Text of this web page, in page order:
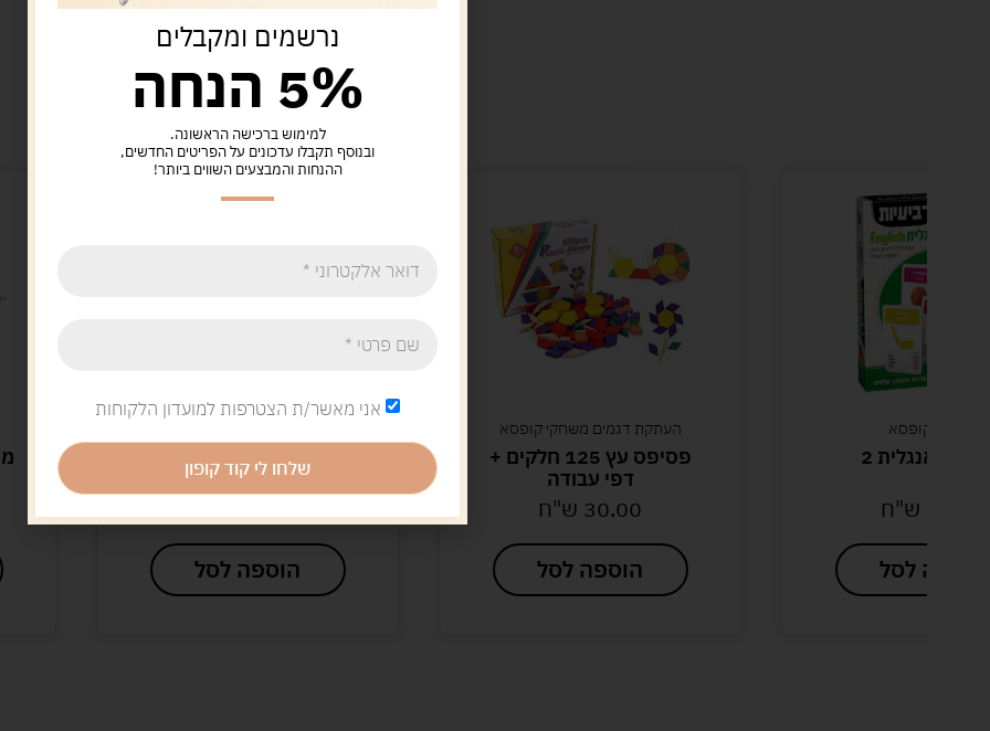
מוצרים קשורים
משחקי קופסא
אנגלית 2
ש"ח
הוספה לסל
העתקת דגמים משחקי קופסא
פסיפס עץ 125 חלקים +
דפי עבודה
30.00 ש"ח
הוספה לסל
דאבל קטאן
הוספה לסל
נרשמים ומקבלים
5% הנחה
למימוש ברכישה הראשונה.
ובנוסף תקבלו עדכונים על הפריטים החדשים,
ההנחות והמבצעים השווים ביותר!
אני מאשר/ת הצטרפות למועדון הלקוחות
שלחו לי קוד קופון